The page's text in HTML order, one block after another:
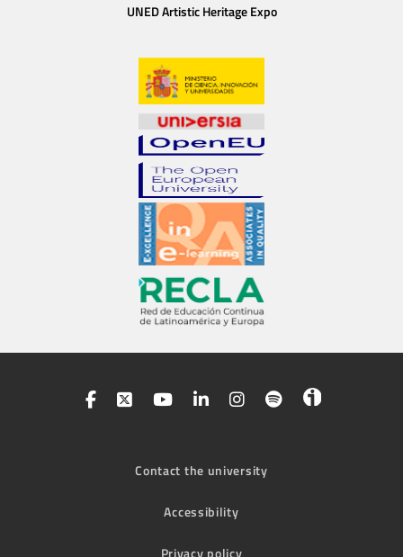
UNED Artistic Heritage Expo
Contact the university
Accessibility
Privacy policy